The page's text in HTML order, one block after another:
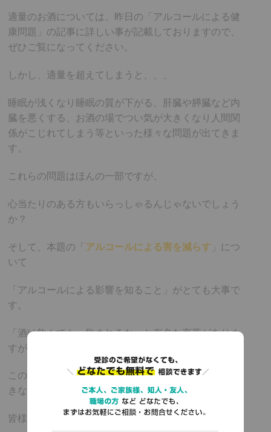
適量のお酒については、昨日の「アルコールによる健
康問題」の記事に詳しい事が記載しておりますので、
ぜひご覧になってください。
しかし、適量を超えてしまうと、、、
睡眠が浅くなり睡眠の質が下がる、肝臓や膵臓など内
臓を悪くする、お酒の場でつい気が大きくなり人間関
係がこじれてしまう等といった様々な問題が出てきま
す。
これらの問題はほんの一部ですが、
心当たりのある方もいらっしゃるんじゃないでしょう
か？
そして、本題の「 アルコールによる害を減らす 」につ
いて
「アルコールによる影響を知ること」がとても大事で
す。
「酒は飲んでも、飲まれるな」と有名な言葉がありま
すが、まさにその通り。
この記事を読んで頂いた事で、意識をするだけでも大
きな変化となります。
皆様の健康が第一です。